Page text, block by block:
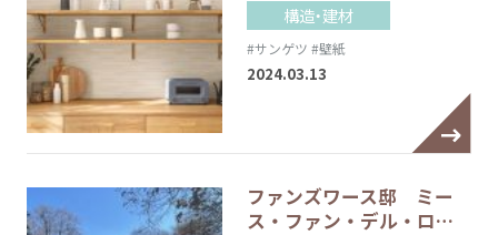
構造・建材
#サンゲツ #壁紙
2024.03.13
ファンズワース邸 ミー
ス・ファン・デル・ロ…